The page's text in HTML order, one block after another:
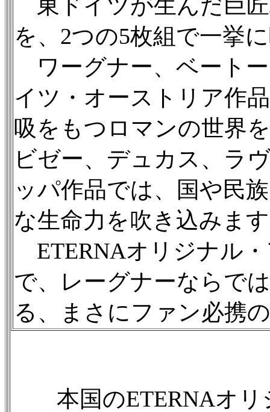
東ドイツが生んだ巨
を、2つの5枚組で一挙
ワーグナー、ベート
イツ・オーストリア作
吸をもつロマンの世界
ビゼー、デュカス、ラ
ッパ作品では、国や民
な生命力を吹き込みま
ETERNAオリジナル
で、レーグナーならで
る、まさにファン必携
本国のETERNAオリ